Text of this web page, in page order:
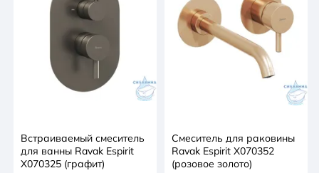
Встраиваемый смеситель
для ванны Ravak Espirit
X070325 (графит)
Смеситель для раковины
Ravak Espirit X070352
(розовое золото)